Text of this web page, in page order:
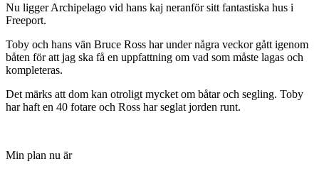
Nu ligger Archipelago vid hans kaj neranför sitt fantastiska hus i
Freeport.
Toby och hans vän Bruce Ross har under några veckor gått igenom
båten för att jag ska få en uppfattning om vad som måste lagas och
kompleteras.
Det märks att dom kan otroligt mycket om båtar och segling. Toby
har haft en 40 fotare och Ross har seglat jorden runt.
Min plan nu är